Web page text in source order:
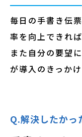
毎日の手書き伝
率を向上できれ
また自分の要望
が導入のきっか
Q.解決したかっ